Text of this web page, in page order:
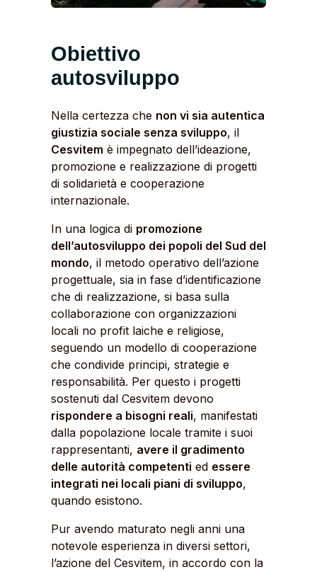
Obiettivo
autosviluppo
Nella certezza che non vi sia autentica
giustizia sociale senza sviluppo, il
Cesvitem è impegnato dell’ideazione,
promozione e realizzazione di progetti
di solidarietà e cooperazione
internazionale.
In una logica di promozione
dell’autosviluppo dei popoli del Sud del
mondo, il metodo operativo dell’azione
progettuale, sia in fase d’identificazione
che di realizzazione, si basa sulla
collaborazione con organizzazioni
locali no profit laiche e religiose,
seguendo un modello di cooperazione
che condivide principi, strategie e
responsabilità. Per questo i progetti
sostenuti dal Cesvitem devono
rispondere a bisogni reali, manifestati
dalla popolazione locale tramite i suoi
rappresentanti, avere il gradimento
delle autorità competenti ed essere
integrati nei locali piani di sviluppo,
quando esistono.
Pur avendo maturato negli anni una
notevole esperienza in diversi settori,
l’azione del Cesvitem, in accordo con la